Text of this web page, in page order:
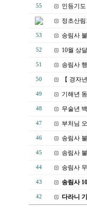
55 인등기
정초산
53 송림사
52 10월 상
51 송림사
50 【 경자
49 기해년
48 무술년
47 부처님
46 송림사
45 송림사
44 송림사
43 송림사
42 다라니